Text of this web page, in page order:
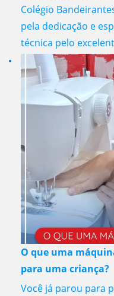
Colégio
pela dedicação e
técnica pelo
O que uma
para uma criança?
Você já parou para